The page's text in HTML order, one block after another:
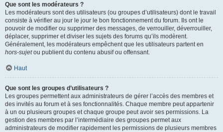
Que sont les modérateurs ?
Les modérateurs sont des utilisateurs (ou groupes d’utilisateurs) dont le travail
consiste à vérifier au jour le jour le bon fonctionnement du forum. Ils ont le
pouvoir de modifier ou supprimer des messages, de verrouiller, déverrouiller,
déplacer, supprimer et diviser les sujets des forums qu’ils modèrent.
Généralement, les modérateurs empêchent que les utilisateurs partent en
hors-sujetou publient du contenu abusif ou offensant.
Haut
Que sont les groupes d’utilisateurs ?
Les groupes permettent aux administrateurs de gérer l’accès des membres et
des invités au forum et à ses fonctionnalités. Chaque membre peut appartenir
à un ou plusieurs groupes et chaque groupe peut avoir ses permissions. La
gestion des membres par l’intermédiaire des groupes permet aux
administrateurs de modifier rapidement les permissions de plusieurs membres